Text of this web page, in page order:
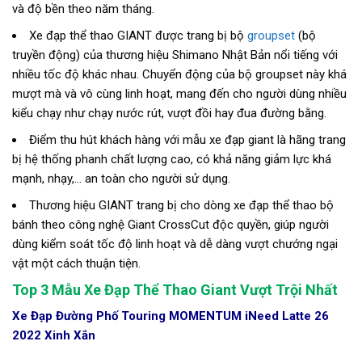
và độ bền theo năm tháng.
Xe đạp thể thao GIANT được trang bị bộ groupset (bộ
truyền động) của thương hiệu Shimano Nhật Bản nổi tiếng với
nhiều tốc độ khác nhau. Chuyển động của bộ groupset này khá
mượt mà và vô cùng linh hoạt, mang đến cho người dùng nhiều
kiểu chạy như chạy nước rút, vượt đồi hay đua đường bằng.
Điểm thu hút khách hàng với mẫu xe đạp giant là hãng trang
bị hệ thống phanh chất lượng cao, có khả năng giảm lực khá
mạnh, nhạy,... an toàn cho người sử dụng.
Thương hiệu GIANT trang bị cho dòng xe đạp thể thao bộ
bánh theo công nghệ Giant CrossCut độc quyền, giúp người
dùng kiểm soát tốc độ linh hoạt và dễ dàng vượt chướng ngại
vật một cách thuận tiện.
Top 3 Mẫu Xe Đạp Thể Thao Giant Vượt Trội Nhất
Xe Đạp Đường Phố Touring MOMENTUM iNeed Latte 26
2022 Xinh Xắn